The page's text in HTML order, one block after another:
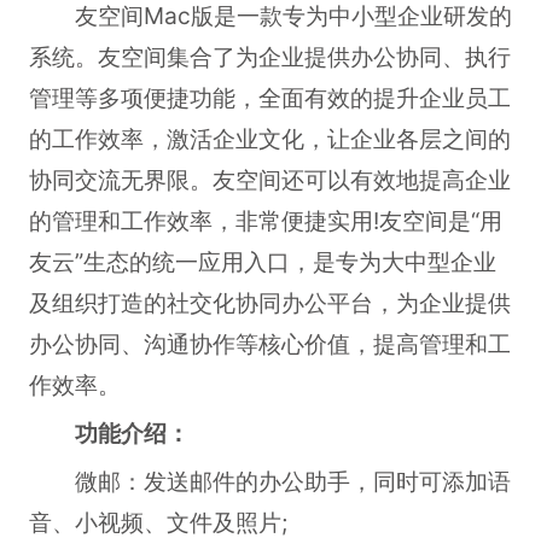
友空间Mac版是一款专为中小型企业研发的
系统。友空间集合了为企业提供办公协同、执行
管理等多项便捷功能，全面有效的提升企业员工
的工作效率，激活企业文化，让企业各层之间的
协同交流无界限。友空间还可以有效地提高企业
的管理和工作效率，非常便捷实用!友空间是“用
友云”生态的统一应用入口，是专为大中型企业
及组织打造的社交化协同办公平台，为企业提供
办公协同、沟通协作等核心价值，提高管理和工
作效率。
功能介绍：
微邮：发送邮件的办公助手，同时可添加语
音、小视频、文件及照片;